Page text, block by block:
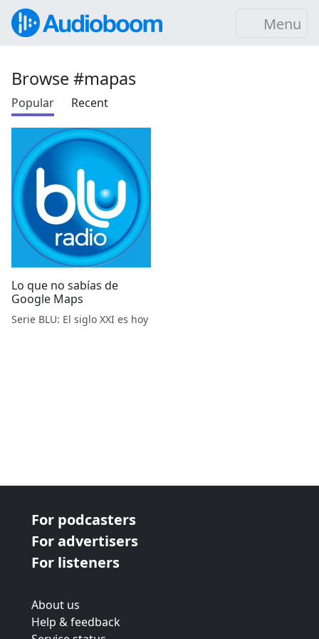
Menu
Browse #mapas
Popular Recent
Lo que no sabías de
Google Maps
Serie BLU: El siglo XXI es hoy
For podcasters
For advertisers
For listeners
About us
Help & feedback